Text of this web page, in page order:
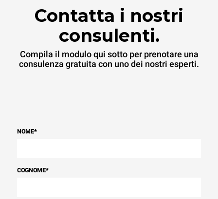
Contatta i nostri
consulenti.
Compila il modulo qui sotto per prenotare una
consulenza gratuita con uno dei nostri esperti.
NOME*
COGNOME*